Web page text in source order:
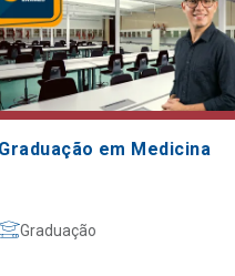
Graduação em Medicina
Graduação